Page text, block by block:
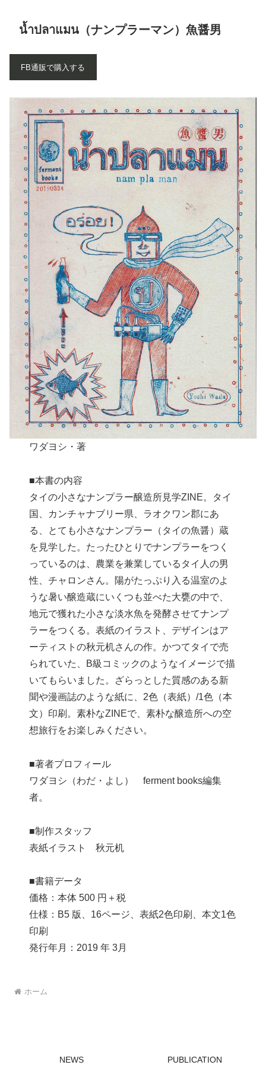
น้ำปลาแมน（ナンプラーマン）魚醤男
FB通販で購入する
ワダヨシ・著
■本書の内容
タイの小さなナンプラー醸造所見学ZINE。タイ
国、カンチャナブリー県、ラオクワン郡にあ
る、とても小さなナンプラー（タイの魚醤）蔵
を見学した。たったひとりでナンプラーをつく
っているのは、農業を兼業しているタイ人の男
性、チャロンさん。陽がたっぷり入る温室のよ
うな暑い醸造蔵にいくつも並べた大甕の中で、
地元で獲れた小さな淡水魚を発酵させてナンプ
ラーをつくる。表紙のイラスト、デザインはア
ーティストの秋元机さんの作。かつてタイで売
られていた、B級コミックのようなイメージで描
いてもらいました。ざらっとした質感のある新
聞や漫画誌のような紙に、2色（表紙）/1色（本
文）印刷。素朴なZINEで、素朴な醸造所への空
想旅行をお楽しみください。
■著者プロフィール
ワダヨシ（わだ・よし） ferment books編集
者。
■制作スタッフ
表紙イラスト 秋元机
■書籍データ
価格：本体 500 円＋税
仕様：B5 版、16ページ、表紙2色印刷、本文1色
印刷
発行年月：2019 年 3月
ホーム
NEWS PUBLICATION